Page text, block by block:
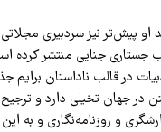
پیش‌تر نیز سردبیری
جستاری جنایی منتشر کرده
در قالب ناداستان
در جهان تخیلی دارد و
و روزنامه‌نگاری و به